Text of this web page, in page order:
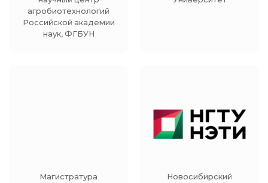
агробиотехнологий
Российской академии
наук, ФГБУН
Магистратура
Новосибирский